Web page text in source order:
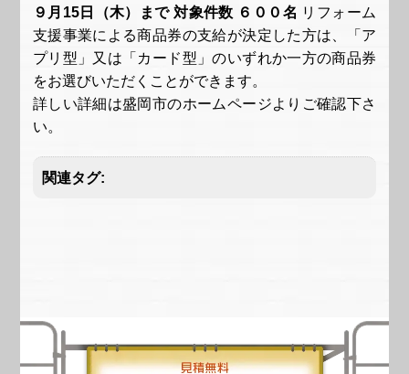
９月15日（木）まで 対象件数 ６００名 リフォーム
支援事業による商品券の支給が決定した方は、「ア
プリ型」又は「カード型」のいずれか一方の商品券
をお選びいただくことができます。
詳しい詳細は盛岡市のホームページよりご確認下さ
い。
関連タグ: